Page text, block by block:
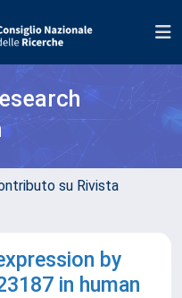
su Rivista
by
in human